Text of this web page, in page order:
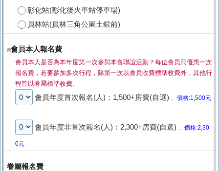
彰化站(彰化後火車站停車場)
員林站(員林三角公園土銀前)
※會員本人報名費
會員本人是否為本年度第一次參與本會聯誼活動？每位會員只優惠一次
報名費，若要參加多次行程，除第一次以會員收費標準收費外，其他行
程皆以眷屬標準收費。
會員年度首次報名(人)：1,500+房費(自選) 、價格:1,500元
會員年度非首次報名(人)：2,300+房費(自選) 、價格:2,30
0元
眷屬報名費